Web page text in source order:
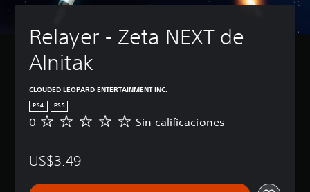
Relayer - Zeta NEXT de
Alnitak
CLOUDED LEOPARD ENTERTAINMENT INC.
PS4 PS5
S
c
0 Sin calificaciones
US$3.49